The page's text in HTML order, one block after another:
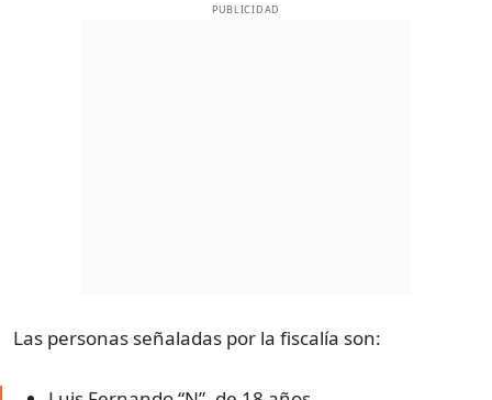
PUBLICIDAD
Las personas señaladas por la fiscalía son: